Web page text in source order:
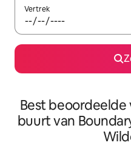
Vertrek
Best
buurt van